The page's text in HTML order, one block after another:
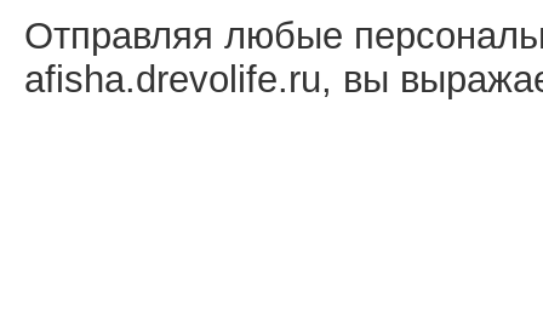
Отправляя любые
afisha.drevolife.ru, вы